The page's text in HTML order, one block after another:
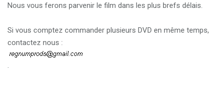
Nous vous ferons parvenir le film dans les plus brefs délais.
Si vous comptez commander plusieurs DVD en même temps,
contactez nous :
.